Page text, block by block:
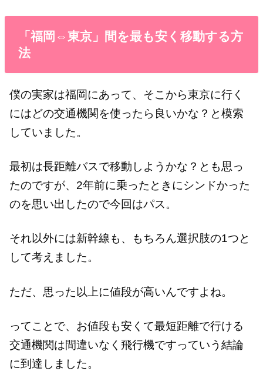
「福岡⇔東京」間を最も安く移動する方
法
僕の実家は福岡にあって、そこから東京に行く
にはどの交通機関を使ったら良いかな？と模索
していました。
最初は長距離バスで移動しようかな？とも思っ
たのですが、2年前に乗ったときにシンドかった
のを思い出したので今回はパス。
それ以外には新幹線も、もちろん選択肢の1つと
して考えました。
ただ、思った以上に値段が高いんですよね。
ってことで、お値段も安くて最短距離で行ける
交通機関は間違いなく飛行機ですっていう結論
に到達しました。